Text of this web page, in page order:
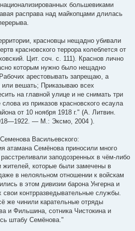
большевиками
расправа над майкопцами длилась
красновцы нещадно убивали
красновского террора колеблется от
Цит. соч. с. 111). Краснов лично
которым нужно было нещадно
арестовывать запрещаю, а
или вешать; Приказываю всех
на главной улице и не снимать три
из приказов красновского есаула
от 10 ноября 1918 г." (А. Литвин.
— М.: Эксмо, 2004 ).
Васильевского:
атамана Семёнова приносили много
заподозренных в чём-либо
жителей, которые были замечены в
в нелояльном отношении к войскам
в этом дивизии барона Унгерна и
контрразведывательные службы.
же чинили карательные отряды
и Фильшина, сотника Чистокина и
штабу Семёнова."